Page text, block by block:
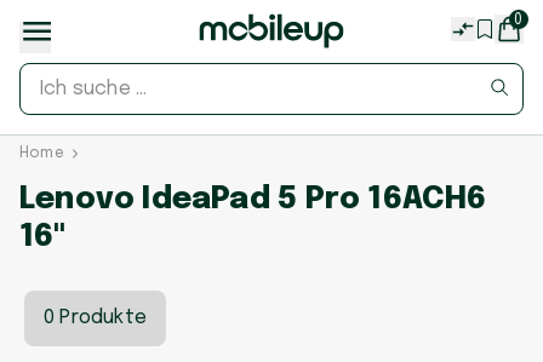
0
Home
Lenovo IdeaPad 5 Pro 16ACH6
16"
0 Produkte